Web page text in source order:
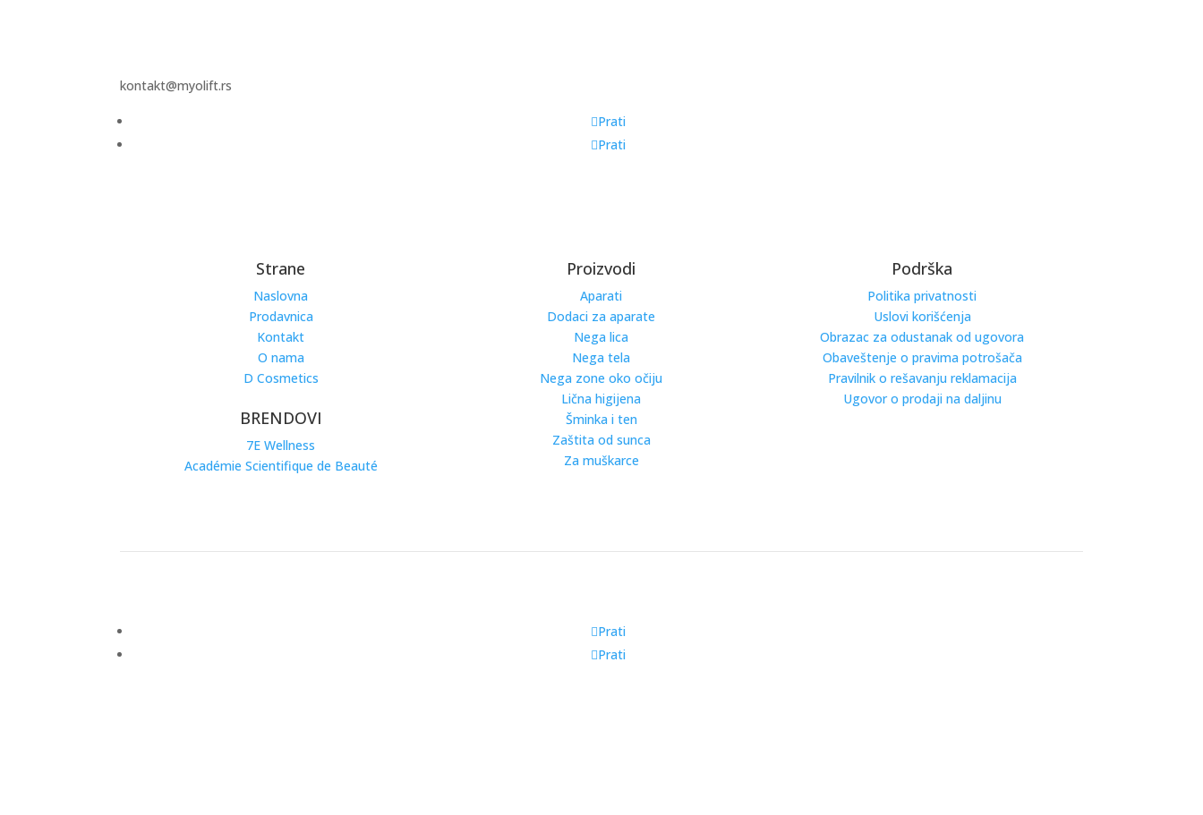
kontakt@myolift.rs
Prati
Prati
Strane
Naslovna
Prodavnica
Kontakt
O nama
D Cosmetics
BRENDOVI
7E Wellness
Académie Scientifique de Beauté
Proizvodi
Aparati
Dodaci za aparate
Nega lica
Nega tela
Nega zone oko očiju
Lična higijena
Šminka i ten
Zaštita od sunca
Za muškarce
Podrška
Politika privatnosti
Uslovi korišćenja
Obrazac za odustanak od ugovora
Obaveštenje o pravima potrošača
Pravilnik o rešavanju reklamacija
Ugovor o prodaji na daljinu
Prati
Prati